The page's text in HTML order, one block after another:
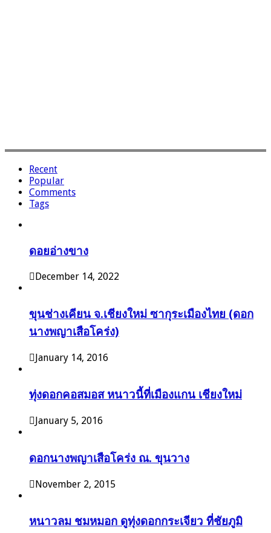
Recent
Popular
Comments
Tags
ดอยอ่างขาง
December 14, 2022
ขุนช่างเคียน จ.เชียงใหม่ ซากุระเมืองไทย (ดอก
นางพญาเสือโคร่ง)
January 14, 2016
ทุ่งดอกคอสมอส หนาวนี้ที่เมืองแกน เชียงใหม่
January 5, 2016
ดอกนางพญาเสือโคร่ง ณ. ขุนวาง
November 2, 2015
หนาวลม ชมหมอก ดูทุ่งดอกกระเจียว ที่ชัยภูมิ